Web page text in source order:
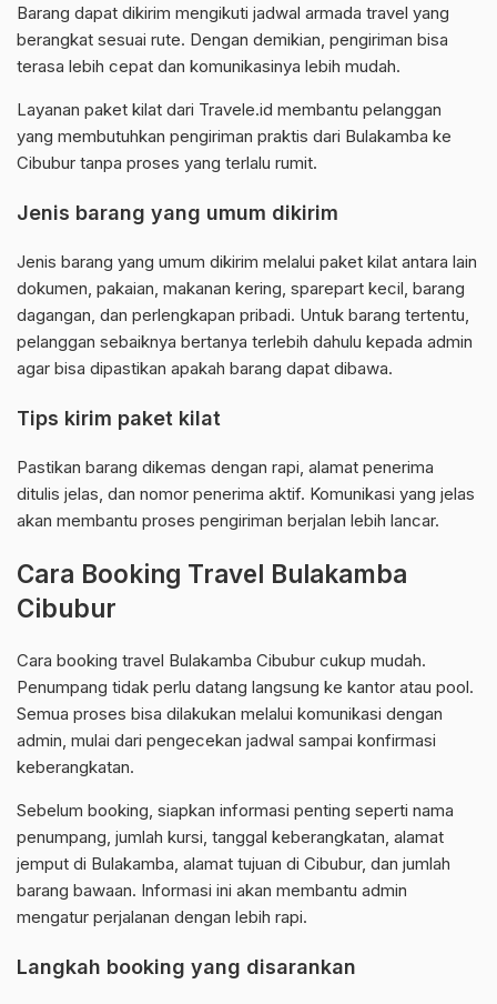
Barang dapat dikirim mengikuti jadwal armada travel yang
berangkat sesuai rute. Dengan demikian, pengiriman bisa
terasa lebih cepat dan komunikasinya lebih mudah.
Layanan paket kilat dari Travele.id membantu pelanggan
yang membutuhkan pengiriman praktis dari Bulakamba ke
Cibubur tanpa proses yang terlalu rumit.
Jenis barang yang umum dikirim
Jenis barang yang umum dikirim melalui paket kilat antara lain
dokumen, pakaian, makanan kering, sparepart kecil, barang
dagangan, dan perlengkapan pribadi. Untuk barang tertentu,
pelanggan sebaiknya bertanya terlebih dahulu kepada admin
agar bisa dipastikan apakah barang dapat dibawa.
Tips kirim paket kilat
Pastikan barang dikemas dengan rapi, alamat penerima
ditulis jelas, dan nomor penerima aktif. Komunikasi yang jelas
akan membantu proses pengiriman berjalan lebih lancar.
Cara Booking Travel Bulakamba
Cibubur
Cara booking travel Bulakamba Cibubur cukup mudah.
Penumpang tidak perlu datang langsung ke kantor atau pool.
Semua proses bisa dilakukan melalui komunikasi dengan
admin, mulai dari pengecekan jadwal sampai konfirmasi
keberangkatan.
Sebelum booking, siapkan informasi penting seperti nama
penumpang, jumlah kursi, tanggal keberangkatan, alamat
jemput di Bulakamba, alamat tujuan di Cibubur, dan jumlah
barang bawaan. Informasi ini akan membantu admin
mengatur perjalanan dengan lebih rapi.
Langkah booking yang disarankan